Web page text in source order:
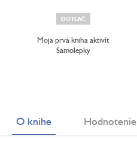
DOTLAČ
Moja prvá kniha aktivít
Samolepky
O knihe Hodnotenie